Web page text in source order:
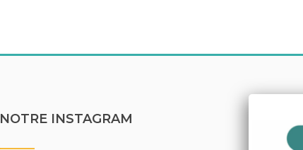
NOTRE INSTAGRAM